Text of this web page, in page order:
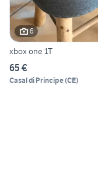
6
xbox one 1T
65 €
Casal di Principe(CE)